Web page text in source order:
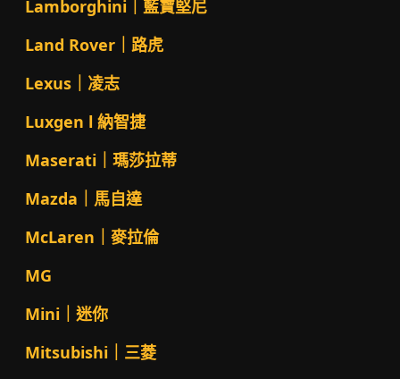
Lamborghini｜藍寶堅尼
Land Rover｜路虎
Lexus｜凌志
Luxgen l 納智捷
Maserati｜瑪莎拉蒂
Mazda｜馬自達
McLaren｜麥拉倫
MG
Mini｜迷你
Mitsubishi｜三菱